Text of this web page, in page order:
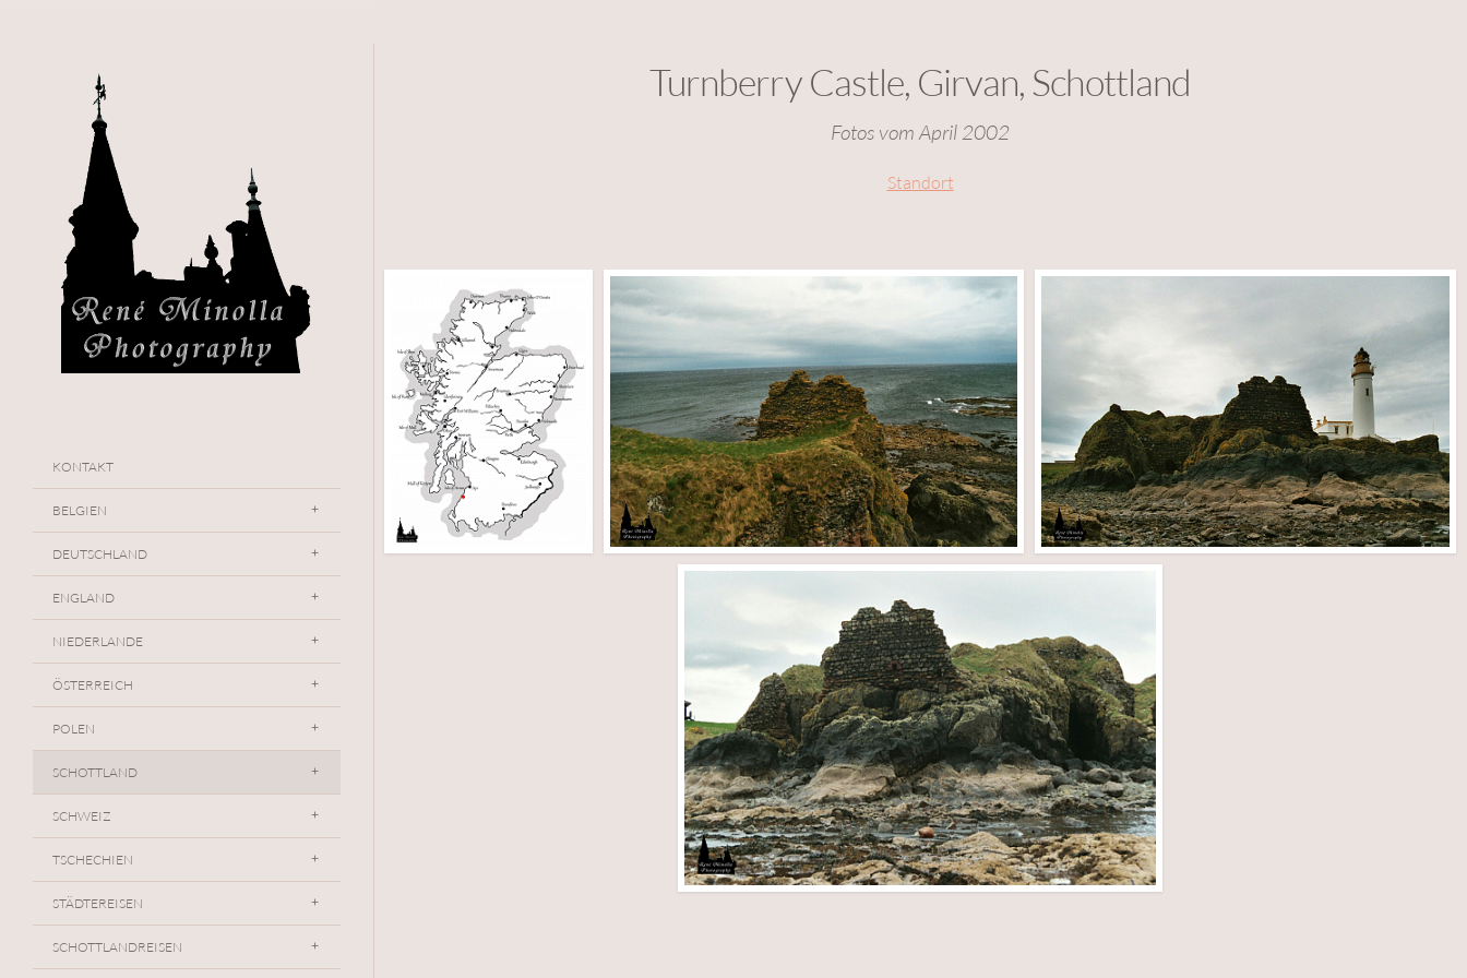
KONTAKT
BELGIEN
DEUTSCHLAND
ENGLAND
NIEDERLANDE
ÖSTERREICH
POLEN
SCHOTTLAND
SCHWEIZ
TSCHECHIEN
STÄDTEREISEN
SCHOTTLANDREISEN
Turnberry Castle, Girvan, Schottland
Fotos vom April 2002
Standort